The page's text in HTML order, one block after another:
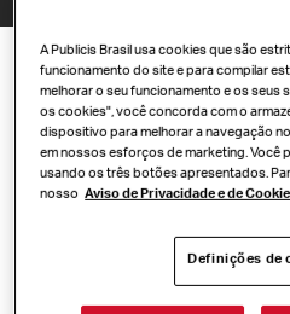
Honda
filme
Honda Motos amplifica
A Publicis Brasil usa cookies que são
funcionamento do site e para compilar
melhorar o seu funcionamento e os
os cookies", você concorda com o
dispositivo para melhorar a navegação
em nossos esforços de marketing.
usando os três botões apresentados.
nosso Aviso de Privacidade e de
Definições de